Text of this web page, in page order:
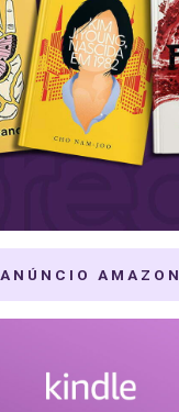
ANÚNCIO AMAZON